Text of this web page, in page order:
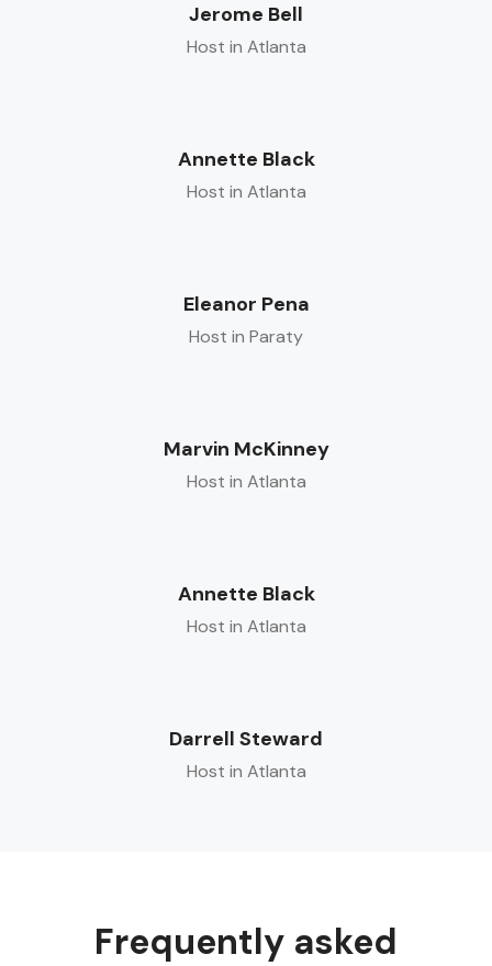
Jerome Bell
Host in Atlanta
Annette Black
Host in Atlanta
Eleanor Pena
Host in Paraty
Marvin McKinney
Host in Atlanta
Annette Black
Host in Atlanta
Darrell Steward
Host in Atlanta
Frequently asked